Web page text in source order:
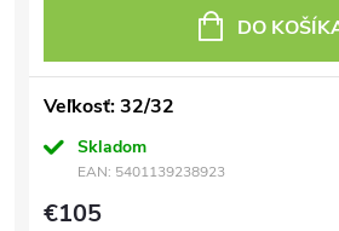
DO
Veľkosť: 32/32
Skladom
EAN: 5401139238923
€105